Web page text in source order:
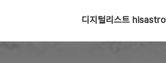
디지털리스트 hisastro